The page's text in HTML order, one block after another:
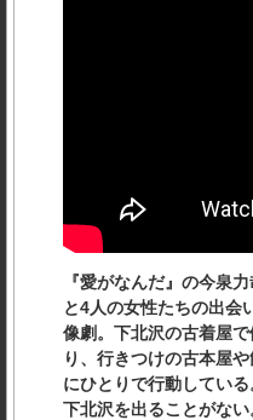
『愛がなんだ』の今泉
と4人の女性たちの出会
像劇。下北沢の古着屋
り、行きつけの古本屋
にひとりで行動してい
下北沢を出ることがな